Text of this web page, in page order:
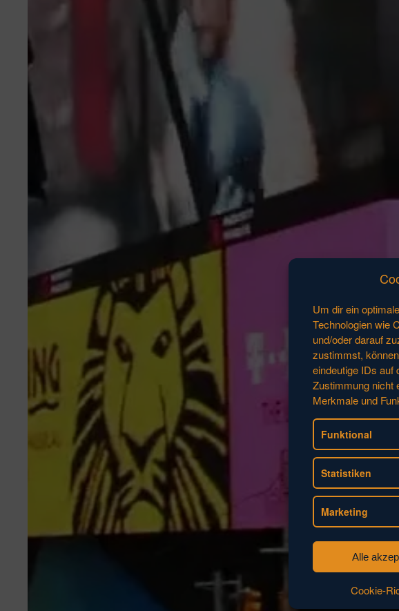
Um dir ein
Technologien wie
und/oder darauf
zustimmst,
eindeutige IDs auf
Zustimmung nicht
Merkmale und
Funktional
Statistiken
Marketing
Alle
Cookie-